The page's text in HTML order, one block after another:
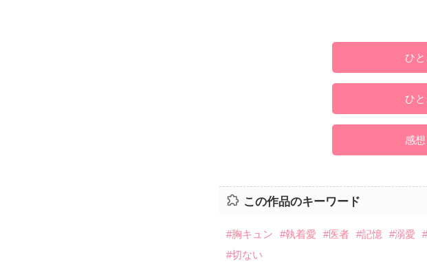
ひ
ひ
感
この作品のキーワード
#胸キュン #執着愛 #医者 #記憶 #溺愛
#切ない